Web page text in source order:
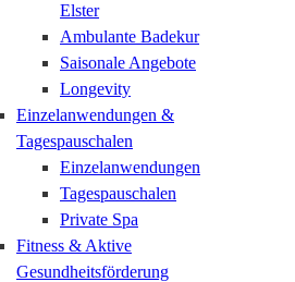
Elster
Ambulante Badekur
Saisonale Angebote
Longevity
Einzelanwendungen &
Tagespauschalen
Einzelanwendungen
Tagespauschalen
Private Spa
Fitness & Aktive
Gesundheitsförderung